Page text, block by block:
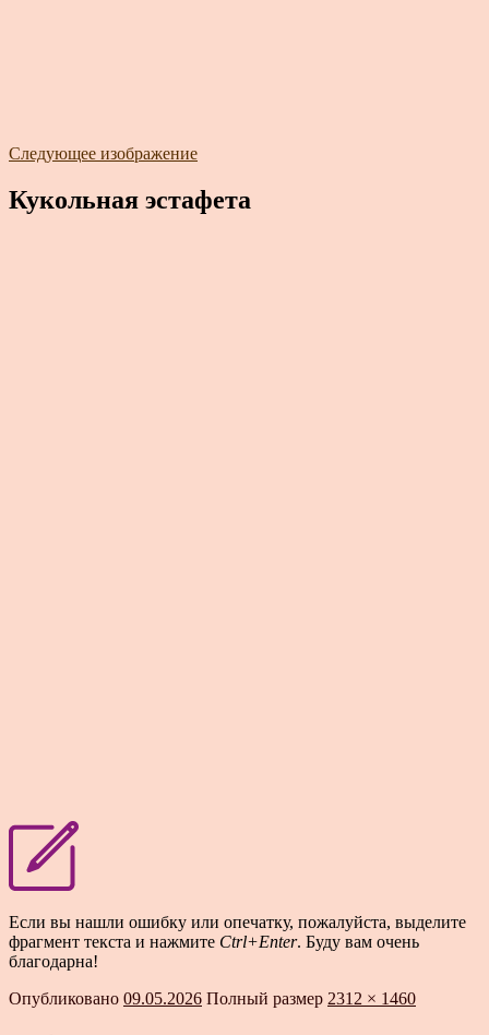
Следующее изображение
Кукольная эстафета
Если вы нашли ошибку или опечатку, пожалуйста, выделите
фрагмент текста и нажмите Ctrl+Enter. Буду вам очень
благодарна!
Опубликовано 09.05.2026 Полный размер 2312 × 1460